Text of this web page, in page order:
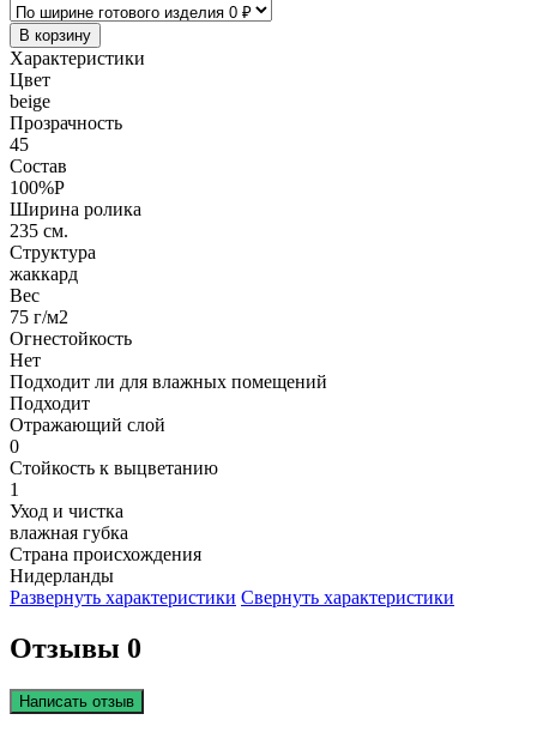
В корзину
Характеристики
Цвет
beige
Прозрачность
45
Состав
100%P
Ширина ролика
235 см.
Структура
жаккард
Вес
75 г/м2
Огнестойкость
Нет
Подходит ли для влажных помещений
Подходит
Отражающий слой
0
Стойкость к выцветанию
1
Уход и чистка
влажная губка
Страна происхождения
Нидерланды
Развернуть характеристики Свернуть характеристики
Отзывы 0
Написать отзыв